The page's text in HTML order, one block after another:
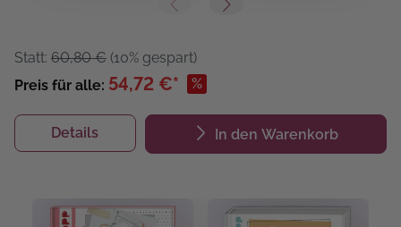
Statt: 60,80 € (10% gespart)
Preis für alle: 54,72 €* %
Details In den Warenkorb